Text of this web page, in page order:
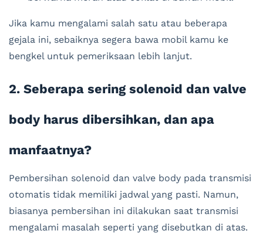
Jika kamu mengalami salah satu atau beberapa
gejala ini, sebaiknya segera bawa mobil kamu ke
bengkel untuk pemeriksaan lebih lanjut.
2. Seberapa sering solenoid dan valve
body harus dibersihkan, dan apa
manfaatnya?
Pembersihan solenoid dan valve body pada transmisi
otomatis tidak memiliki jadwal yang pasti. Namun,
biasanya pembersihan ini dilakukan saat transmisi
mengalami masalah seperti yang disebutkan di atas.